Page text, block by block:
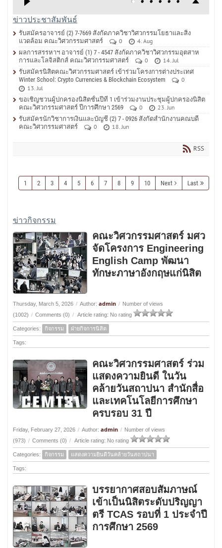
ข่าวประชาสัมพันธ์
รับสมัครอาจารย์ (2) 7-7669 สังกัดภาควิชาวิศวกรรมโยธาและสิ่ง
แวดล้อม คณะวิศวกรรมศาสตร์
0
4. Aug
ผลการสรรหาฯ อาจารย์ (1) 7 - 4547 สังกัดภาควิชาวิศวกรรมอุตสาห
การและโลจิสติกส์ คณะวิศวกรรมศาสตร์
0
14. Jul
รับสมัครนิสิตคณะวิศวกรรมศาสตร์ เข้าร่วมโครงการต่างประเทศ
Winter School: Crypto Currencies & Blockchain Ecosystem
0
13. Jul
ขอเชิญชวนผู้ปกครองนิสิตชั้นปีที่ 1 เข้าร่วมงานประชุมผู้ปกครองนิสิต
คณะวิศวกรรมศาสตร์ ปีการศึกษา 2569
0
23. Jun
รับสมัครนักวิชาการเงินและบัญชี (2) 7 - 0926 สังกัดสำนักงานคณบดี
คณะวิศวกรรมศาสตร์
0 18. Jun
RSS
1 2 3 4 5 6 7 8 9 10 Next Last
ข่าวกิจกรรม
คณะวิศวกรรมศาสตร์ มศว
จัดโครงการ Engineering
English Camp พัฒนา
ทักษะภาษาอังกฤษแก่นิสิต
Thursday, March 5, 2026 / Author: admin / Number of views
(1002) / Comments (0) / Article rating: No rating
Categories: กิจกรรม ฝ่ายกิจการนิสิต
Tags:
คณะวิศวกรรมศาสตร์ ร่วม
แสดงความยินดี ในวัน
คล้ายวันสถาปนา สำนักสื่อ
และเทคโนโลยีการศึกษา
ครบรอบ 31 ปี
Friday, February 27, 2026 / Author: admin / Number of views
(973) / Comments (0) / Article rating: No rating
Categories: กิจกรรม แสดงความยินดีวันคล้ายวันสถาปนา
Tags:
บรรยากาศสอบสัมภาษณ์
เข้าเป็นนิสิตระดับปริญญา
ตรี TCAS รอบที่ 1 ประจำปี
การศึกษา 2569